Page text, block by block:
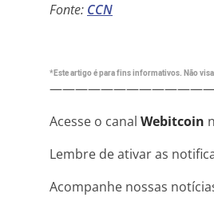
Fonte: CCN
*Este artigo é para fins informativos. Não
Acesse o canal Webitcoin
Lembre de ativar as
Acompanhe nossas